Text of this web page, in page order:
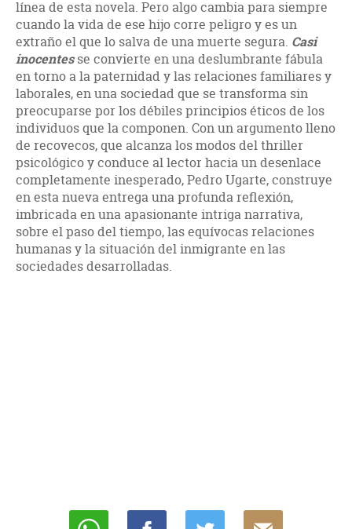
línea de esta novela. Pero algo cambia para siempre
cuando la vida de ese hijo corre peligro y es un
extraño el que lo salva de una muerte segura. Casi
inocentesse convierte en una deslumbrante fábula
en torno a la paternidad y las relaciones familiares y
laborales, en una sociedad que se transforma sin
preocuparse por los débiles principios éticos de los
individuos que la componen. Con un argumento lleno
de recovecos, que alcanza los modos del thriller
psicológico y conduce al lector hacia un desenlace
completamente inesperado, Pedro Ugarte, construye
en esta nueva entrega una profunda reflexión,
imbricada en una apasionante intriga narrativa,
sobre el paso del tiempo, las equívocas relaciones
humanas y la situación del inmigrante en las
sociedades desarrolladas.